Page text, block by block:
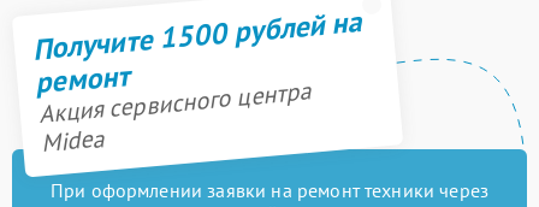
Получите 1500 рублей на
ремонт
Акция сервисного центра
Midea
При оформлении заявки на ремонт техники через